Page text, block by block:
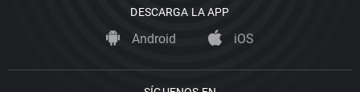
DESCARGA LA APP
Android iOS